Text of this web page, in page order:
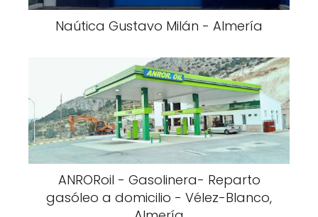
Naútica Gustavo Milán - Almería
ANRORoil - Gasolinera- Reparto
gasóleo a domicilio - Vélez-Blanco,